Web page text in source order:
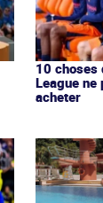
10 choses
League ne
acheter